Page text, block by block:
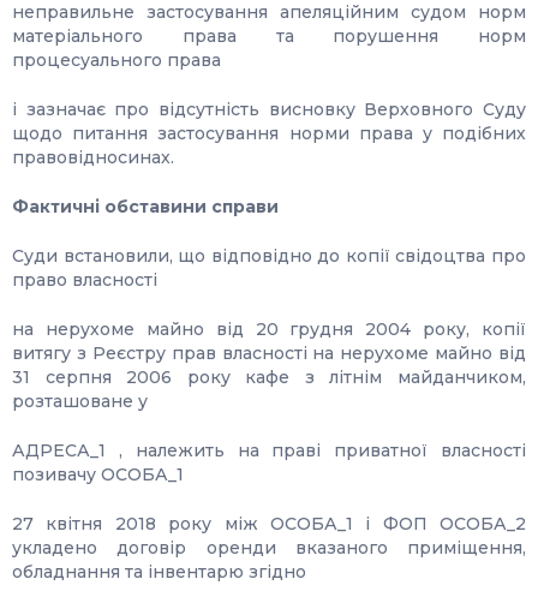
неправильне застосування апеляційним судом норм
матеріального права та порушення норм
процесуального права
і зазначає про відсутність висновку Верховного Суду
щодо питання застосування норми права у подібних
правовідносинах.
Фактичні обставини справи
Суди встановили, що відповідно до копії свідоцтва про
право власності
на нерухоме майно від 20 грудня 2004 року, копії
витягу з Реєстру прав власності на нерухоме майно від
31 серпня 2006 року кафе з літнім майданчиком,
розташоване у
АДРЕСА_1 , належить на праві приватної власності
позивачу ОСОБА_1
27 квітня 2018 року між ОСОБА_1 і ФОП ОСОБА_2
укладено договір оренди вказаного приміщення,
обладнання та інвентарю згідно